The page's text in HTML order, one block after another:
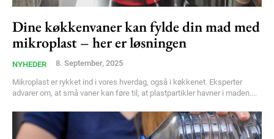
Dine køkkenvaner kan fylde din mad med
mikroplast – her er løsningen
NYHEDER 8. September, 2025
Mikroplast er rykket ind i vores hverdag, også i køkkenet. Eksperter
advarer om, at små vaner kan føre til, at plastpartikler havner i maden....